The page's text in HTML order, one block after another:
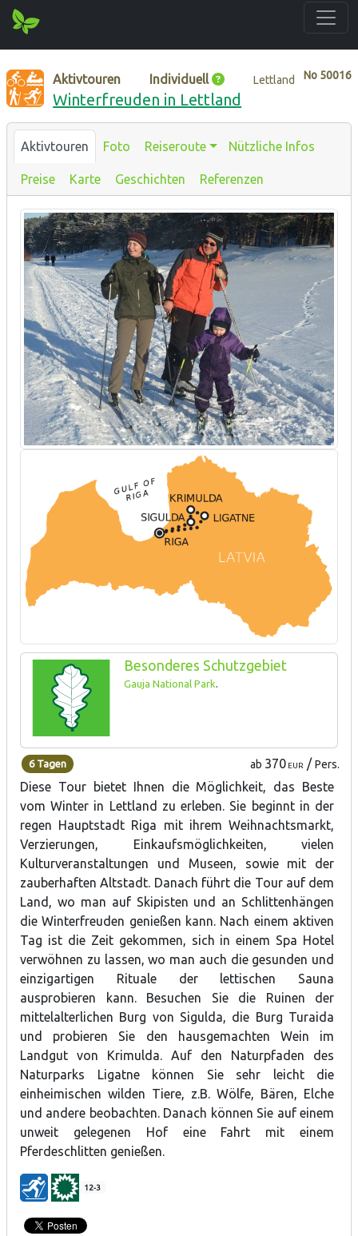
No 50016
Aktivtouren Individuell Lettland
Winterfreuden in Lettland
Aktivtouren Foto Reiseroute Nützliche Infos
Preise Karte Geschichten Referenzen
Besonderes Schutzgebiet
Gauja National Park.
ab 370 EUR /Pers.
6 Tagen
Diese Tour bietet Ihnen die Möglichkeit, das Beste
vom Winter in Lettland zu erleben. Sie beginnt in der
regen Hauptstadt Riga mit ihrem Weihnachtsmarkt,
Verzierungen, Einkaufsmöglichkeiten, vielen
Kulturveranstaltungen und Museen, sowie mit der
zauberhaften Altstadt. Danach führt die Tour auf dem
Land, wo man auf Skipisten und an Schlittenhängen
die Winterfreuden genießen kann. Nach einem aktiven
Tag ist die Zeit gekommen, sich in einem Spa Hotel
verwöhnen zu lassen, wo man auch die gesunden und
einzigartigen Rituale der lettischen Sauna
ausprobieren kann. Besuchen Sie die Ruinen der
mittelalterlichen Burg von Sigulda, die Burg Turaida
und probieren Sie den hausgemachten Wein im
Landgut von Krimulda. Auf den Naturpfaden des
Naturparks Ligatne können Sie sehr leicht die
einheimischen wilden Tiere, z.B. Wölfe, Bären, Elche
und andere beobachten. Danach können Sie auf einem
unweit gelegenen Hof eine Fahrt mit einem
Pferdeschlitten genießen.
12-3